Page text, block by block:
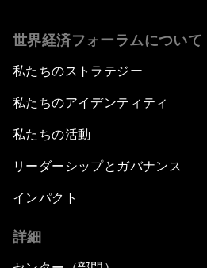
世界経済フォーラムについて
私たちのストラテジー
私たちのアイデンティティ
私たちの活動
リーダーシップとガバナンス
インパクト
詳細